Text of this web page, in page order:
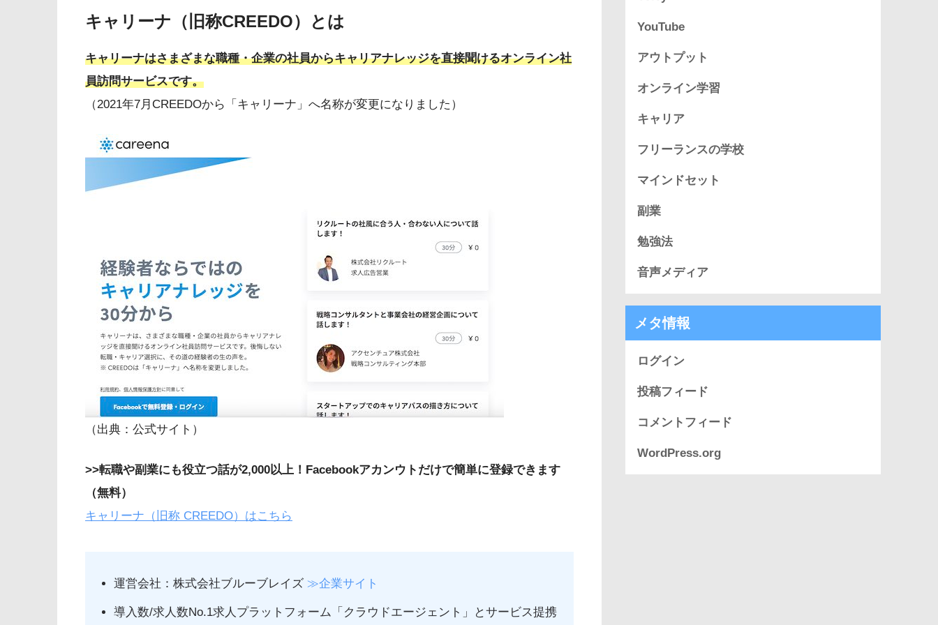
キャリーナ（旧称CREEDO）とは
キャリーナはさまざまな職種・企業の社員からキャリアナレッジを直接聞けるオンライン社
員訪問サービスです。
（2021年7月CREEDOから「キャリーナ」へ名称が変更になりました）
（出典：公式サイト）
>>転職や副業にも役立つ話が2,000以上！Facebookアカンウトだけで簡単に登録できます
（無料）
キャリーナ（旧称 CREEDO）はこちら
運営会社：株式会社ブルーブレイズ≫企業サイト
導入数/求人数No.1求人プラットフォーム「クラウドエージェント」とサービス提携
YouTube
アウトプット
オンライン学習
キャリア
フリーランスの学校
マインドセット
副業
勉強法
音声メディア
メタ情報
ログイン
投稿フィード
コメントフィード
WordPress.org